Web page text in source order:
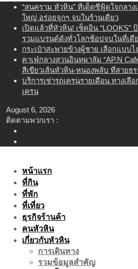
content
“สนคราม หัวหิน” ทีเด็ดซีฟู้ดใจกลา
ใหญ่ อร่อยจุกๆ จบในร้านเดียว
เปิดแล้วที่หัวหิน! เช็คอิน “LOOKS”
รวมแบรนด์ดังทั่วโลกช้อปจบในที่เดี
กระเป๋าสะพายข้างผู้ชาย เลือกแบบ
คาเฟ่กลางสวนอินทผาลัม “AP.N
สีเขียวเส้นหัวหิน-หนองพลับ ที่สายธ
บริการเช่ารถเครนรายเดือน ทางเลื
เครน
August 6, 2026
ติดตามพวกเรา :
หน้าแรก
ที่กิน
ที่พัก
ที่เที่ยว
ธุรกิจร้านค้า
คนหัวหิน
เกี่ยวกับหัวหิน
การเดินทาง
รวมข้อมูลสำคัญ